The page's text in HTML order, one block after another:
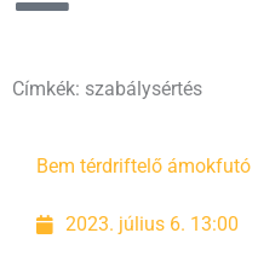
Címkék: szabálysértés
Bem térdriftelő ámokfutó
2023. július 6. 13:00